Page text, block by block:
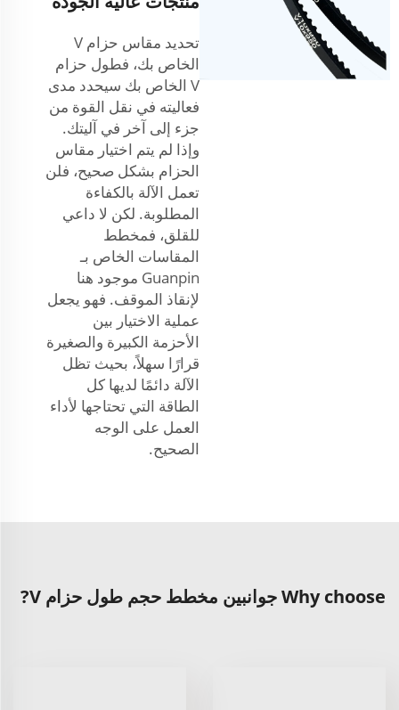
تحديد مقاس حزام V
الخاص بك، فطول حزام
V الخاص بك سيحدد مدى
فعاليته في نقل القوة من
جزء إلى آخر في آليتك.
وإذا لم يتم اختيار مقاس
الحزام بشكل صحيح، فلن
تعمل الآلة بالكفاءة
المطلوبة. لكن لا داعي
للقلق، فمخطط
المقاسات الخاص بـ
Guanpin موجود هنا
لإنقاذ الموقف. فهو يجعل
عملية الاختيار بين
الأحزمة الكبيرة والصغيرة
قرارًا سهلاً، بحيث تظل
الآلة دائمًا لديها كل
الطاقة التي تحتاجها لأداء
العمل على الوجه
الصحيح.
Why choose جوانبين مخطط حجم طول حزام V?